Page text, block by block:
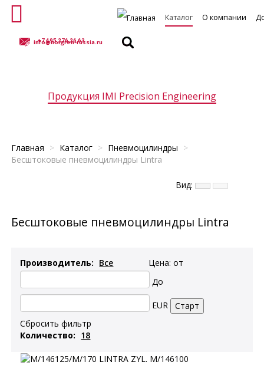
Каталог О компании
+7 495 276 26 63
info@norgren-russia.ru
Продукция IMI Precision Engineering
Главная > Каталог > Пневмоцилиндры >
Бесштоковые пневмоцилиндры Lintra
Вид:
Бесштоковые пневмоцилиндры Lintra
Производитель: Цена:от
До
EUR
Сбросить фильтр
Количество:
клапаны Клапаны управления потоками